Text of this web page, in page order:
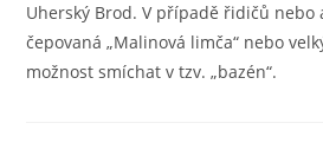
Uherský Brod. V případě řidičů
čepovaná „Malinová limča“ nebo
možnost smíchat v tzv. „bazén“.